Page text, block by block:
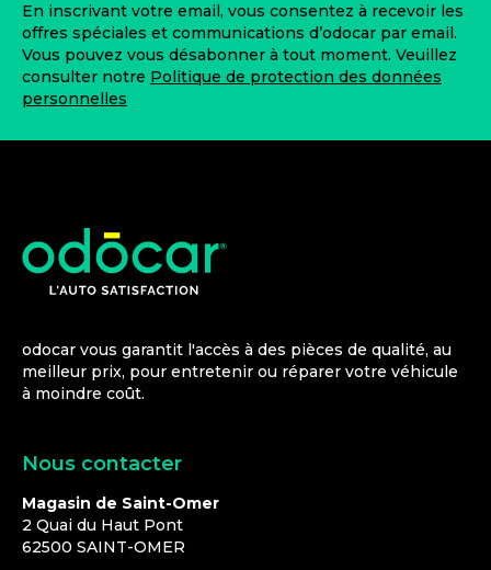
En inscrivant votre email, vous consentez à recevoir les
offres spéciales et communications d’odocar par email.
Vous pouvez vous désabonner à tout moment. Veuillez
consulter notre Politique de protection des données
personnelles
odocar vous garantit l'accès à des pièces de qualité, au
meilleur prix, pour entretenir ou réparer votre véhicule
à moindre coût.
Nous contacter
Magasin de Saint-Omer
2 Quai du Haut Pont
62500 SAINT-OMER